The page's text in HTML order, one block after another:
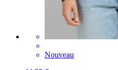
Nouveau